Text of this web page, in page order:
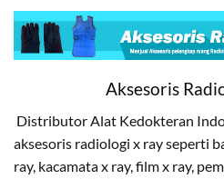
Aksesoris
Distributor Alat Kedokteran
aksesoris radiologi x ray seperti
ray, kacamata x ray, film x ray,